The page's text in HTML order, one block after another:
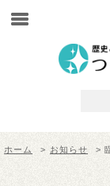
ホーム > お知らせ >